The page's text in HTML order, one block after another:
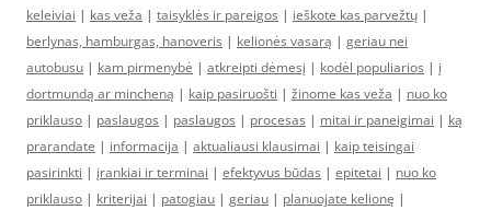
keleiviai | kas veža | taisyklės ir pareigos | ieškote kas parvežtų |
berlynas, hamburgas, hanoveris | kelionės vasarą | geriau nei
autobusu | kam pirmenybė | atkreipti dėmesį | kodėl populiarios | į
dortmundą ar mincheną | kaip pasiruošti | žinome kas veža | nuo ko
priklauso | paslaugos | paslaugos | procesas | mitai ir paneigimai | ką
prarandate | informacija | aktualiausi klausimai | kaip teisingai
pasirinkti | įrankiai ir terminai | efektyvus būdas | epitetai | nuo ko
priklauso | kriterijai | patogiau | geriau | planuojate kelionę |